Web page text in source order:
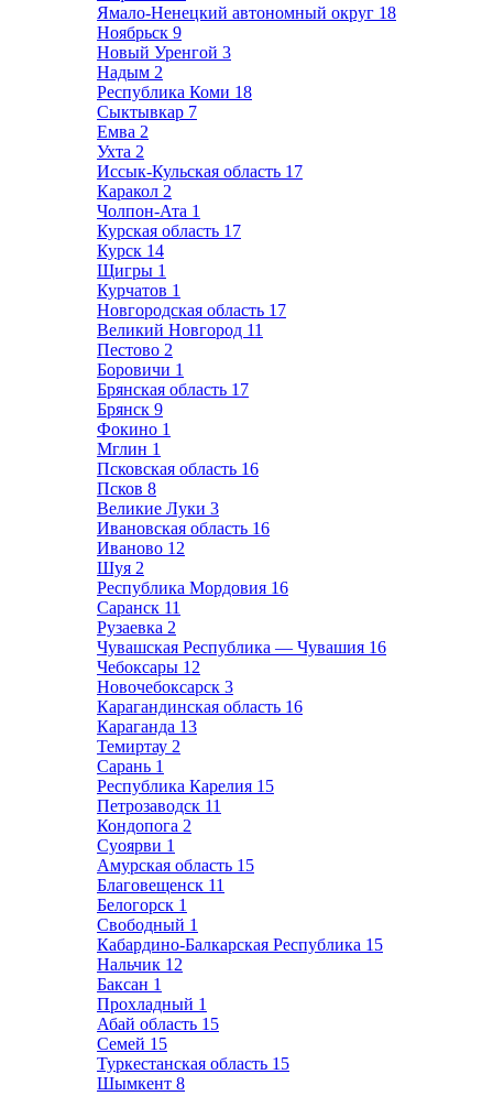
Ямало-Ненецкий автономный округ 18
Ноябрьск 9
Новый Уренгой 3
Надым 2
Республика Коми 18
Сыктывкар 7
Емва 2
Ухта 2
Иссык-Кульская область 17
Каракол 2
Чолпон-Ата 1
Курская область 17
Курск 14
Щигры 1
Курчатов 1
Новгородская область 17
Великий Новгород 11
Пестово 2
Боровичи 1
Брянская область 17
Брянск 9
Фокино 1
Мглин 1
Псковская область 16
Псков 8
Великие Луки 3
Ивановская область 16
Иваново 12
Шуя 2
Республика Мордовия 16
Саранск 11
Рузаевка 2
Чувашская Республика — Чувашия 16
Чебоксары 12
Новочебоксарск 3
Карагандинская область 16
Караганда 13
Темиртау 2
Сарань 1
Республика Карелия 15
Петрозаводск 11
Кондопога 2
Суоярви 1
Амурская область 15
Благовещенск 11
Белогорск 1
Свободный 1
Кабардино-Балкарская Республика 15
Нальчик 12
Баксан 1
Прохладный 1
Абай область 15
Семей 15
Туркестанская область 15
Шымкент 8